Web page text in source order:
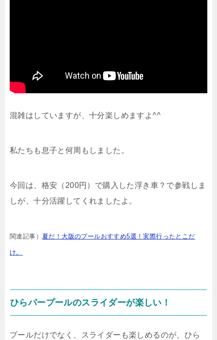
混雑はしていますが、十分楽しめますよ^^
私たちも息子と何周もしました。
今回は、格安（200円）で購入した浮き車？で参戦しま
しが、十分活躍してくれましたよ。
関連記事） 夏だ！大阪のプールおすすめ5選！実際行ったとこだ
け。
ひらパープールのスライダーが楽しい！
プールだけでなく、スライダーも楽しめるのが、ひら